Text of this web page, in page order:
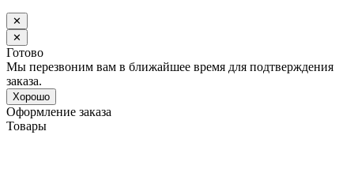
✕
✕
Готово
Мы перезвоним вам в ближайшее время для подтверждения
заказа.
Хорошо
Оформление заказа
Товары